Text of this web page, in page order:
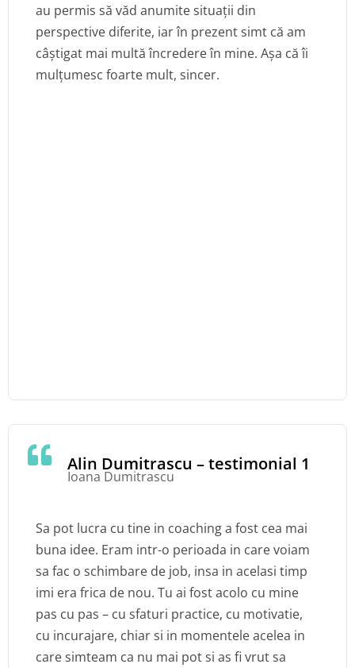
au permis să văd anumite situații din
perspective diferite, iar în prezent simt că am
câștigat mai multă încredere în mine. Așa că îi
mulțumesc foarte mult, sincer.
Alin Dumitrascu – testimonial 1
Ioana Dumitrascu
Sa pot lucra cu tine in coaching a fost cea mai
buna idee. Eram intr-o perioada in care voiam
sa fac o schimbare de job, insa in acelasi timp
imi era frica de nou. Tu ai fost acolo cu mine
pas cu pas – cu sfaturi practice, cu motivatie,
cu incurajare, chiar si in momentele acelea in
care simteam ca nu mai pot si as fi vrut sa